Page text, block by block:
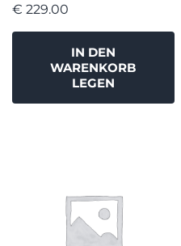
€ 229.00
IN DEN
WARENKORB
LEGEN